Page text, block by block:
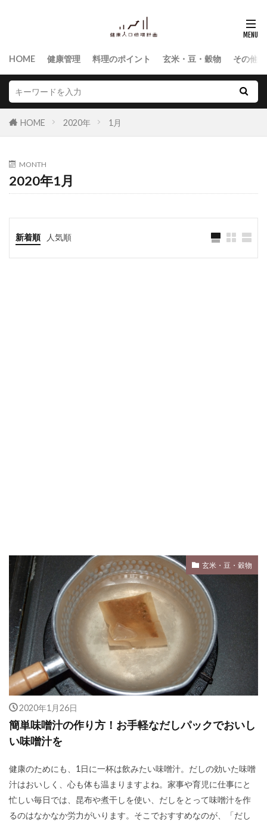
HOME 健康管理 料理のポイント 玄米・豆・穀物 その他
HOME 2020年 1月
MONTH
2020年1月
新着順 人気順
玄米・豆・穀物
2020年1月26日
簡単味噌汁の作り方！お手軽なだしパックでおいし
い味噌汁を
健康のためにも、1日に一杯は飲みたい味噌汁。だしの効いた味噌
汁はおいしく、心も体も温まりますよね。家事や育児に仕事にと
忙しい毎日では、昆布や煮干しを使い、だしをとって味噌汁を作
るのはなかなか労力がいります。そこでおすすめなのが、「だし